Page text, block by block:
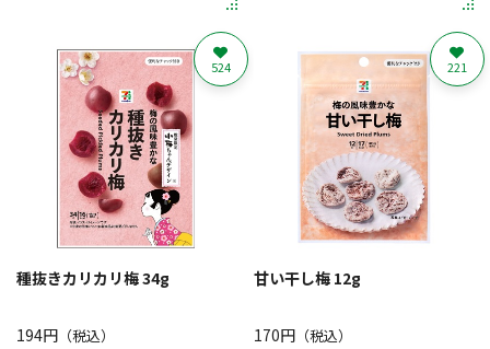
種抜きカリカリ梅 34g
194円 （税込）
524
甘い干し梅 12g
170円（税込）
221